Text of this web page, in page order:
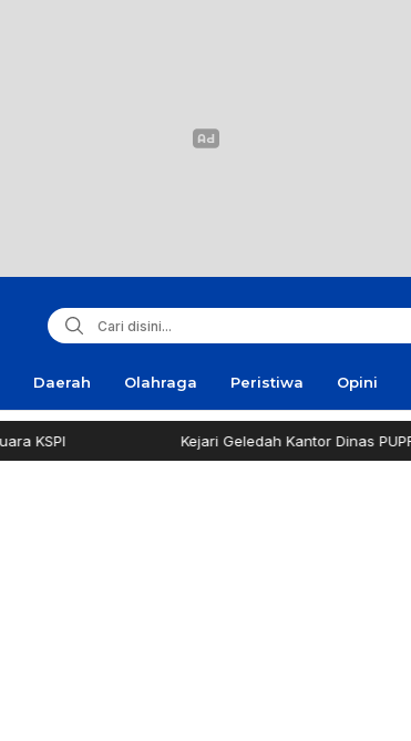
Daerah Olahraga Peristiwa Opini
Kejari Geledah Kantor Dinas PUPR Pamekasan